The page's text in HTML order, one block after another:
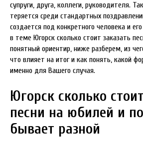
супруги, друга, коллеги, руководителя.
теряется среди стандартных
создается под конкретного человека и
в теме Югорск сколько стоит заказать
понятный ориентир, ниже разберем, из
что влияет на итог и как понять, какой
именно для Вашего случая.
Югорск сколько
песни на юбилей и
бывает разной